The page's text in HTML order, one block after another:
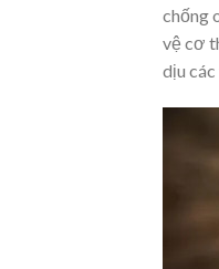
chống
vệ cơ
dịu